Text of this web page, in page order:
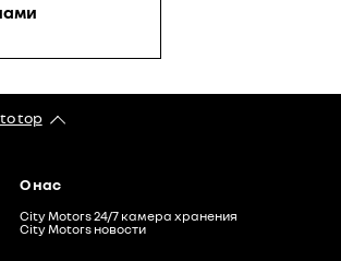
top
О нас
City Motors 24/7 камера хранения
City Motors новости